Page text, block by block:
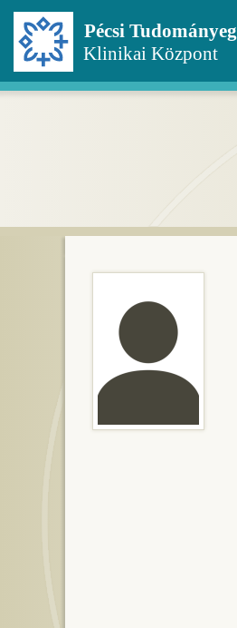
Ugrás
tartalomra